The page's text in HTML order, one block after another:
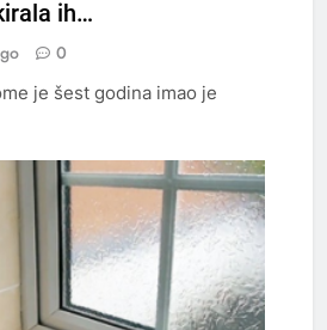
ih…
0
je šest godina imao je